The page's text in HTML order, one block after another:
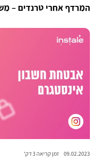
המרדף אחרי טרנדים –
09.02.2023 זמן קריאה 3 דק'